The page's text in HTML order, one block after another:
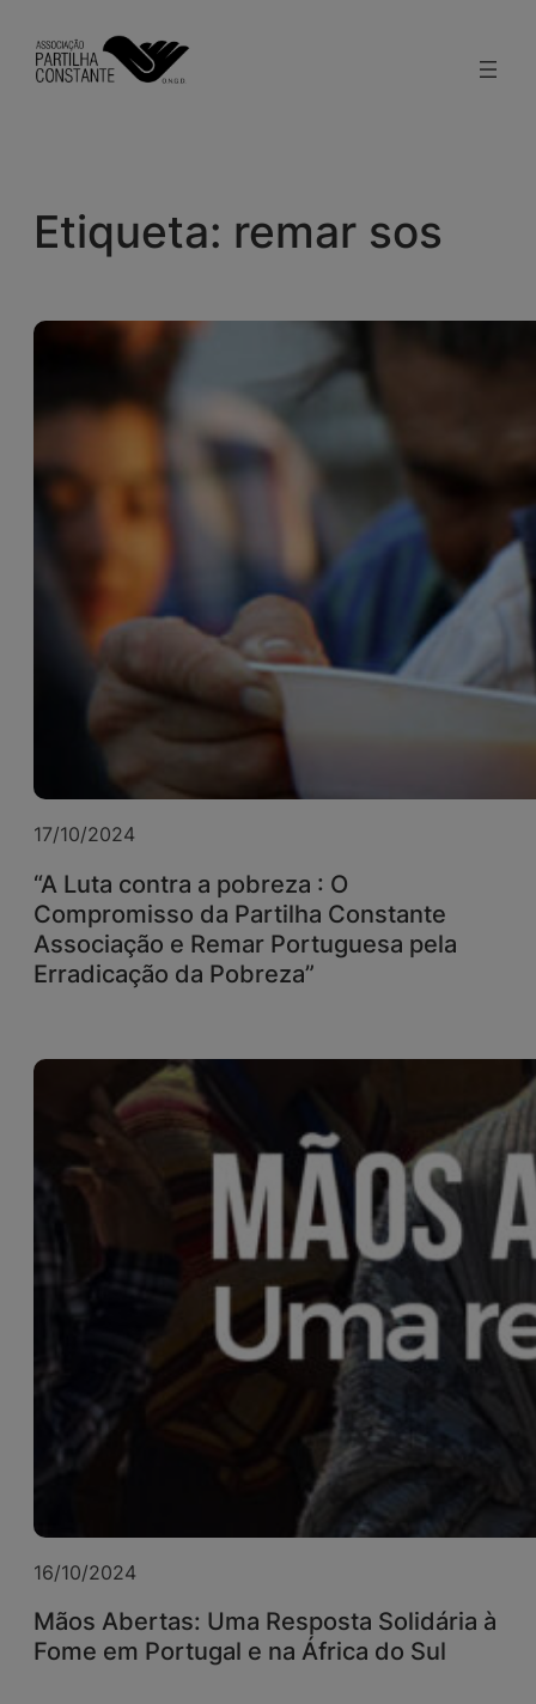
para
Etiqueta: remar sos
17/10/2024
“A Luta contra a pobreza : O
Compromisso da Partilha Constante
Associação e Remar Portuguesa pela
Erradicação da Pobreza”
16/10/2024
Mãos Abertas: Uma Resposta Solidária à
Fome em Portugal e na África do Sul